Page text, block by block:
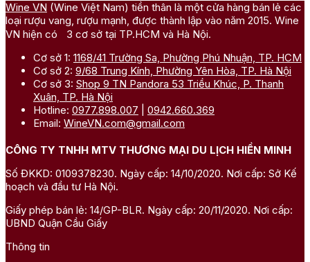
Wine VN (Wine Việt Nam) tiền thân là một cửa hàng bán lẻ các
loại rượu vang, rượu mạnh, được thành lập vào năm 2015. Wine
VN hiện có 3 cơ sở tại TP.HCM và Hà Nội.
Cơ sở 1: 1168/41 Trường Sa, Phường Phú Nhuận, TP. HCM
Cơ sở 2: 9/68 Trung Kính, Phường Yên Hòa, TP. Hà Nội
Cơ sở 3: Shop 9 TN Pandora 53 Triều Khúc, P. Thanh
Xuân, TP. Hà Nội
Hotline: 0977.898.007
0942.660.369
Email: WineVN.com@gmail.com
CÔNG TY TNHH MTV THƯƠNG MẠI DU LỊCH HIỀN MINH
Số ĐKKD: 0109378230. Ngày cấp: 14/10/2020. Nơi cấp: Sở Kế
hoạch và đầu tư Hà Nội.
Giấy phép bán lẻ: 14/GP-BLR. Ngày cấp: 20/11/2020. Nơi cấp:
UBND Quận Cầu Giấy
Thông tin